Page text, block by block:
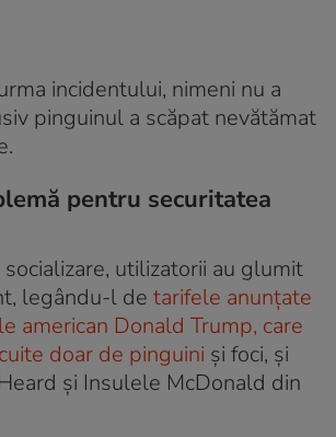
incidentului, nimeni nu a
pinguinul a scăpat nevătămat
pentru securitatea
utilizatorii au glumit
legându-l de tarifele anunțate
american Donald Trump, care
doar de pinguini și foci, și
și Insulele McDonald din